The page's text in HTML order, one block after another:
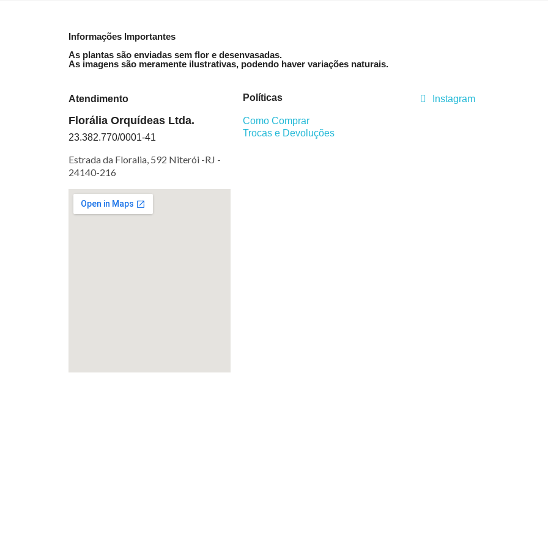
Informações Importantes
As plantas são enviadas sem flor e desenvasadas.
As imagens são meramente ilustrativas, podendo haver variações naturais.
Atendimento
Florália Orquídeas Ltda.
23.382.770/0001-41
Estrada da Floralia, 592 Niterói -RJ -
24140-216
Políticas
Como Comprar
Trocas e Devoluções
Instagram